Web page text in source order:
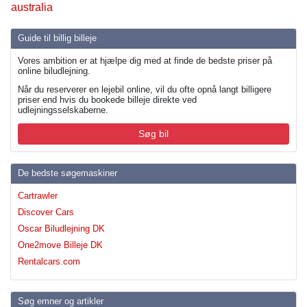
Guide til billig billeje
Vores ambition er at hjælpe dig med at finde de bedste priser på
online biludlejning.
Når du reserverer en lejebil online, vil du ofte opnå langt billigere
priser end hvis du bookede billeje direkte ved
udlejningsselskaberne.
Søg bil
De bedste søgemaskiner
Cartrawler
Discover Cars
Oscar Biludlejning DK
One2move Billeje DK
Rentalcars.com
Søg emner og artikler
australia